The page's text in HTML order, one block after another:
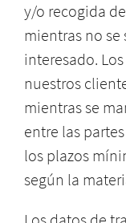
y/o recogida
mientras no
interesado.
nuestros
mientras se
entre las
los plazos
según la